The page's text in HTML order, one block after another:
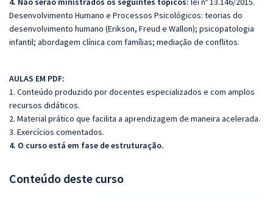
Desenvolvimento Humano e Processos Psicológicos: teorias do
desenvolvimento humano (Erikson, Freud e Wallon); psicopatologia
infantil; abordagem clínica com famílias; mediação de conflitos.
AULAS EM PDF:
1. Conteúdo produzido por docentes especializados e com amplos
recursos didáticos.
2. Material prático que facilita a aprendizagem de maneira acelerada.
3. Exercícios comentados.
4. O curso está em fase de estruturação.
Conteúdo deste curso